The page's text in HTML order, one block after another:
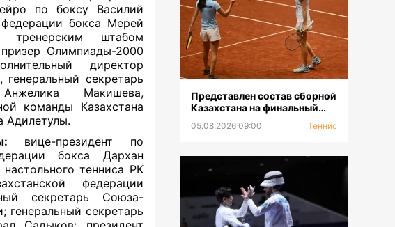
по боксу Василий
федерации бокса Мерей
штабом
Олимпиады-2000
директор
генеральный секретарь
Макишева,
команды Казахстана
Адилетулы.
вице-президент по
бокса Дархан
тенниса РК
федерации
секретарь Союза-
генеральный секретарь
Представлен состав сборной
Казахстана на финальный
Кинг-2026»
05.08.2026 09:00 Теннис